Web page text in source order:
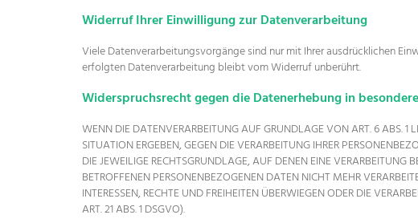
Widerruf Ihrer Einwilligung zur Datenverarbeitung
Viele Datenverarbeitungsvorgänge sind nur mit Ihrer ausdrücklichen
erfolgten Datenverarbeitung bleibt vom Widerruf unberührt.
Widerspruchsrecht gegen die Datenerhebung in
WENN DIE DATENVERARBEITUNG AUF GRUNDLAGE VON ART. 6 ABS. 1
SITUATION ERGEBEN, GEGEN DIE VERARBEITUNG IHRER
DIE JEWEILIGE RECHTSGRUNDLAGE, AUF DENEN EINE
BETROFFENEN PERSONENBEZOGENEN DATEN NICHT MEHR
INTERESSEN, RECHTE UND FREIHEITEN ÜBERWIEGEN ODER DIE
ART. 21 ABS. 1 DSGVO).